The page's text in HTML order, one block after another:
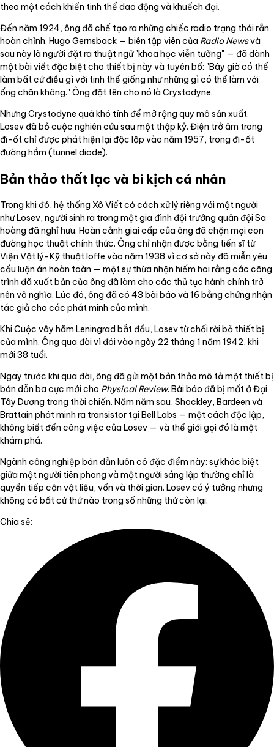
theo một cách khiến tinh thể dao động và khuếch đại.
Đến năm 1924, ông đã chế tạo ra những chiếc radio trạng thái rắn
hoàn chỉnh. Hugo Gernsback — biên tập viên của Radio Newsvà
sau này là người đặt ra thuật ngữ "khoa học viễn tưởng" — đã dành
một bài viết đặc biệt cho thiết bị này và tuyên bố: "Bây giờ có thể
làm bất cứ điều gì với tinh thể giống như những gì có thể làm với
ống chân không." Ông đặt tên cho nó là Crystodyne.
Nhưng Crystodyne quá khó tính để mở rộng quy mô sản xuất.
Losev đã bỏ cuộc nghiên cứu sau một thập kỷ. Điện trở âm trong
đi-ốt chỉ được phát hiện lại độc lập vào năm 1957, trong đi-ốt
đường hầm (tunnel diode).
Bản thảo thất lạc và bi kịch cá nhân
Trong khi đó, hệ thống Xô Viết có cách xử lý riêng với một người
như Losev, người sinh ra trong một gia đình đội trưởng quân đội Sa
hoàng đã nghỉ hưu. Hoàn cảnh giai cấp của ông đã chặn mọi con
đường học thuật chính thức. Ông chỉ nhận được bằng tiến sĩ từ
Viện Vật lý-Kỹ thuật Ioffe vào năm 1938 vì cơ sở này đã miễn yêu
cầu luận án hoàn toàn — một sự thừa nhận hiếm hoi rằng các công
trình đã xuất bản của ông đã làm cho các thủ tục hành chính trở
nên vô nghĩa. Lúc đó, ông đã có 43 bài báo và 16 bằng chứng nhận
tác giả cho các phát minh của mình.
Khi Cuộc vây hãm Leningrad bắt đầu, Losev từ chối rời bỏ thiết bị
của mình. Ông qua đời vì đói vào ngày 22 tháng 1 năm 1942, khi
mới 38 tuổi.
Ngay trước khi qua đời, ông đã gửi một bản thảo mô tả một thiết bị
bán dẫn ba cực mới cho Physical Review. Bài báo đã bị mất ở Đại
Tây Dương trong thời chiến. Năm năm sau, Shockley, Bardeen và
Brattain phát minh ra transistor tại Bell Labs — một cách độc lập,
không biết đến công việc của Losev — và thế giới gọi đó là một
khám phá.
Ngành công nghiệp bán dẫn luôn có đặc điểm này: sự khác biệt
giữa một người tiên phong và một người sáng lập thường chỉ là
quyền tiếp cận vật liệu, vốn và thời gian. Losev có ý tưởng nhưng
không có bất cứ thứ nào trong số những thứ còn lại.
Chia sẻ: